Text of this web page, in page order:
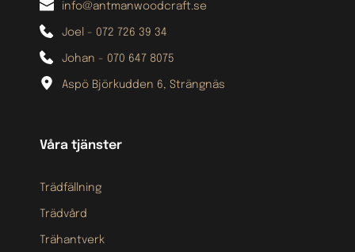
Våra tjänster
Trädfällning
Trädvård
Trähantverk
info@antmanwoodcraft.se
Joel - 072 726 39 34
Johan - 070 647 8075
Aspö Björkudden 6, Strängnäs